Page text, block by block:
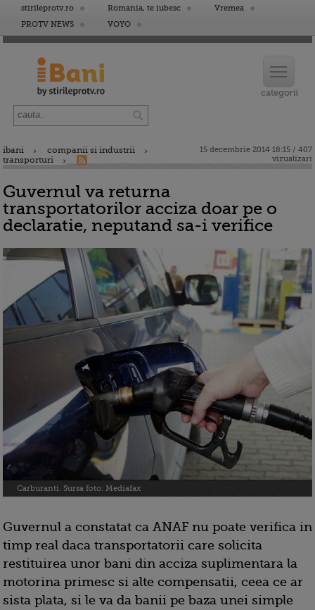
stirileprotv.ro Romania, te iubesc
Vremea
PROTV NEWS
VOYO
ibani
companii si industrii
transporturi
15 decembrie 2014 18:15 / 407
vizualizari
Guvernul va returna
transportatorilor acciza doar pe o
declaratie, neputand sa-i verifice
Carburanti. Sursa foto: Mediafax
Guvernul a constatat ca ANAF nu poate verifica in
timp real daca transportatorii care solicita
restituirea unor bani din acciza suplimentara la
motorina primesc si alte compensatii, ceea ce ar
sista plata, si le va da banii pe baza unei simple